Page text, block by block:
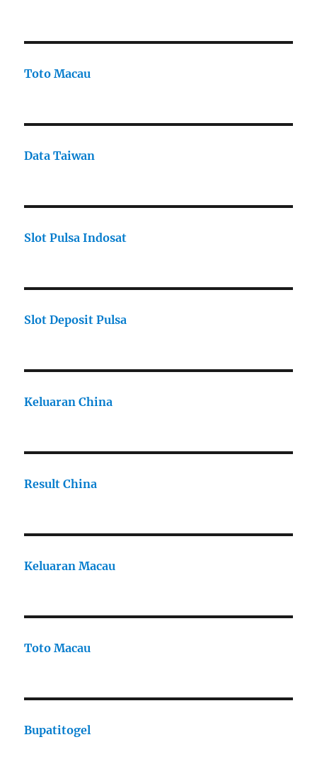
Toto Macau
Data Taiwan
Slot Pulsa Indosat
Slot Deposit Pulsa
Keluaran China
Result China
Keluaran Macau
Toto Macau
Bupatitogel